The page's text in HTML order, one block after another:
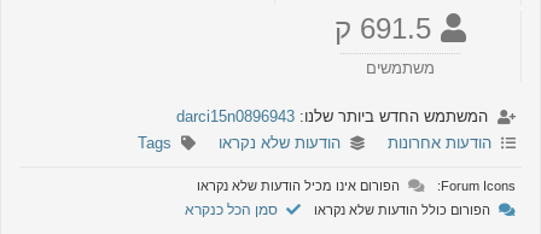
691.5 ק
משתמשים
המשתמש החדש ביותר שלנו: darci15n0896943
הודעות אחרונות
הודעות שלא נקראו Tags
Forum Icons:
הפורום אינו מכיל הודעות שלא נקראו
הפורום כולל הודעות שלא נקראו
סמן הכל כנקרא